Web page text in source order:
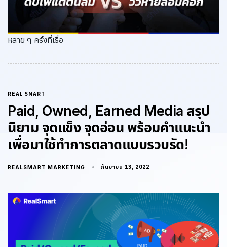
หลาย ๆ ครั้งที่เรื่อ
REAL SMART
Paid, Owned, Earned Media สรุป
นิยาม จุดแข็ง จุดอ่อน พร้อมคำแนะนำ
เพื่อมาใช้ทำการตลาดแบบรวบรัด!
REALSMART MARKETING กันยายน 13, 2022